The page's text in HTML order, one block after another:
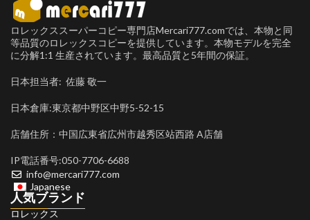
ロレックススーパーコピー専門店Mercari777.comでは、本物と同
等品質のロレックスコピーを提供しています。本物モデルを完全
に分解1:1 生産されています。最高品質と5年間の保証。
日本担当者: 佐藤 敬一
日本倉庫:東京都中野区中野5-52-15
店舗住所：中国広東省広州市越秀区站西路 A店舗
IP電話番号:050-7706-6688
info@mercari777.com
Japanese
人気ブランド
ロレックス